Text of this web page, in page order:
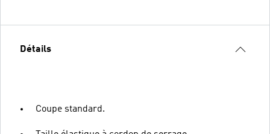
Détails
Coupe standard.